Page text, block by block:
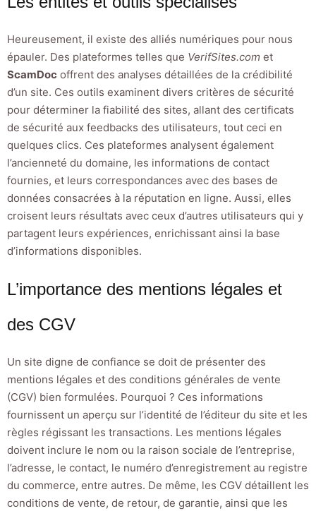
Heureusement, il existe des alliés numériques pour nous
épauler. Des plateformes telles que VerifSites.com et
ScamDoc offrent des analyses détaillées de la crédibilité
d’un site. Ces outils examinent divers critères de sécurité
pour déterminer la fiabilité des sites, allant des certificats
de sécurité aux feedbacks des utilisateurs, tout ceci en
quelques clics. Ces plateformes analysent également
l’ancienneté du domaine, les informations de contact
fournies, et leurs correspondances avec des bases de
données consacrées à la réputation en ligne. Aussi, elles
croisent leurs résultats avec ceux d’autres utilisateurs qui y
partagent leurs expériences, enrichissant ainsi la base
d’informations disponibles.
L’importance des mentions légales et
des CGV
Un site digne de confiance se doit de présenter des
mentions légales et des conditions générales de vente
(CGV) bien formulées. Pourquoi ? Ces informations
fournissent un aperçu sur l’identité de l’éditeur du site et les
règles régissant les transactions. Les mentions légales
doivent inclure le nom ou la raison sociale de l’entreprise,
l’adresse, le contact, le numéro d’enregistrement au registre
du commerce, entre autres. De même, les CGV détaillent les
conditions de vente, de retour, de garantie, ainsi que les